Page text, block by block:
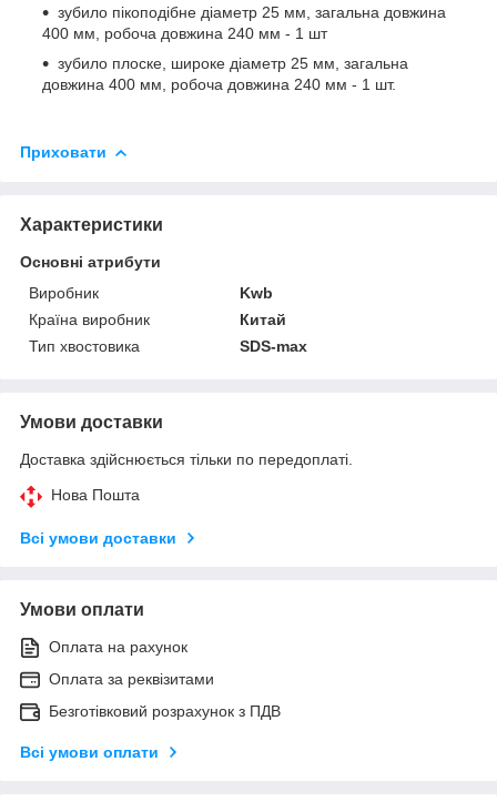
зубило пікоподібне діаметр 25 мм, загальна довжина
400 мм, робоча довжина 240 мм - 1 шт
зубило плоске, широке діаметр 25 мм, загальна
довжина 400 мм, робоча довжина 240 мм - 1 шт.
Приховати
Характеристики
Основні атрибути
Виробник
Kwb
Країна виробник
Китай
Тип хвостовика
SDS-max
Умови доставки
Доставка здійснюється тільки по передоплаті.
Нова Пошта
Всі умови доставки
Умови оплати
Оплата на рахунок
Оплата за реквізитами
Безготівковий розрахунок з ПДВ
Всі умови оплати